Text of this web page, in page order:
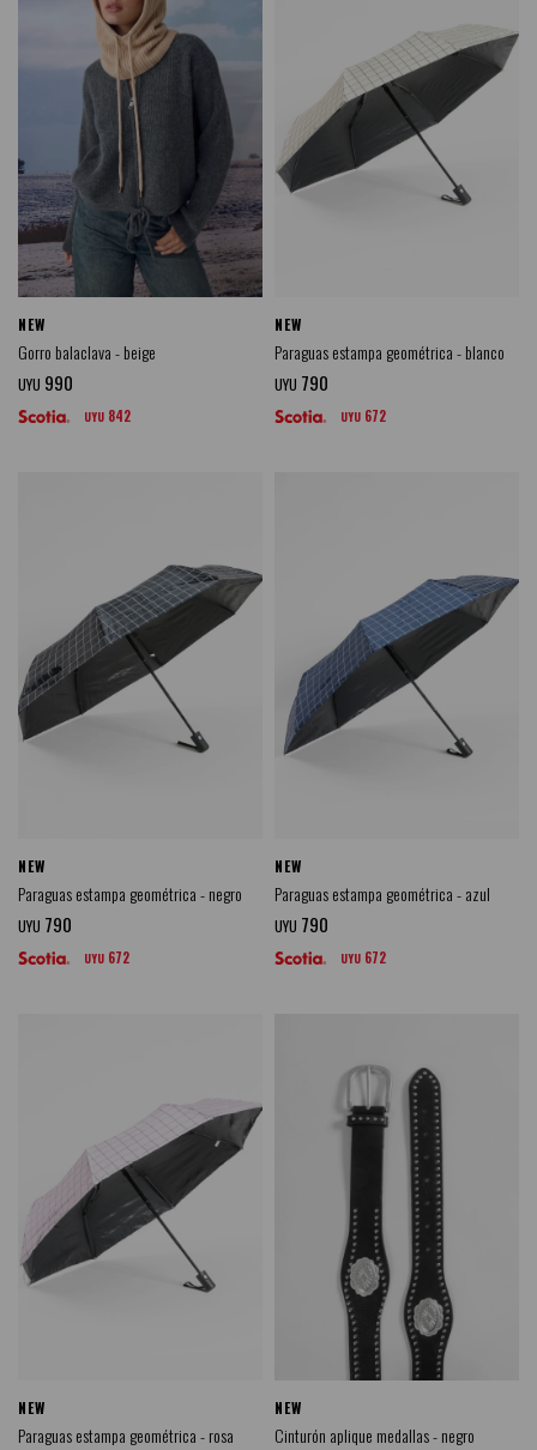
NEW
Gorro balaclava - beige
UYU 990
UYU 842
NEW
Paraguas estampa geométrica - blanco
UYU 790
UYU 672
NEW
Paraguas estampa geométrica - negro
UYU 790
UYU 672
NEW
Paraguas estampa geométrica - azul
UYU 790
UYU 672
NEW
Paraguas estampa geométrica - rosa
NEW
Cinturón aplique medallas - negro